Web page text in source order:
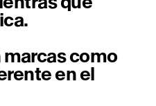
como
en el